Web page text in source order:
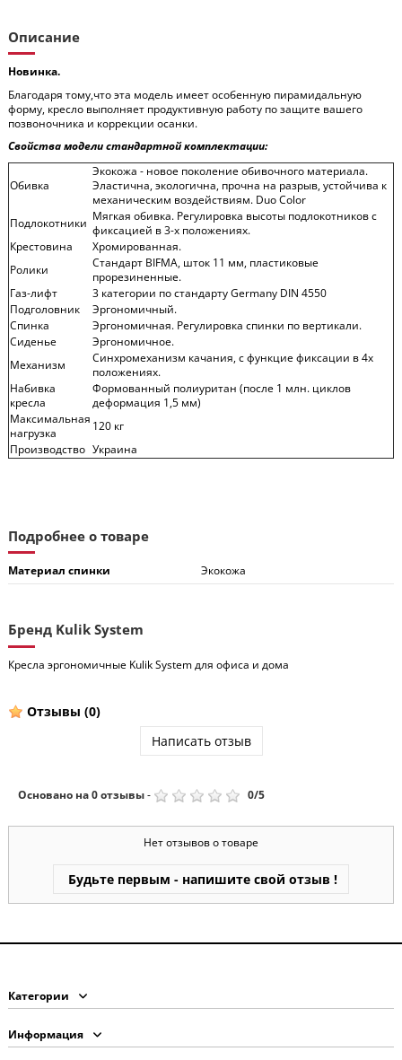
Описание
Новинка.
Благодаря тому,что эта модель имеет особенную пирамидальную
форму, кресло выполняет продуктивную работу по защите вашего
позвоночника и коррекции осанки.
Свойства модели стандартной комплектации:
Обивка
Экокожа - новое поколение обивочного материала.
Эластична, экологична, прочна на разрыв, устойчива к
механическим воздействиям. Duo Color
Подлокотники Мягкая обивка. Регулировка высоты подлокотников с
фиксацией в 3-х положениях.
Крестовина
Хромированная.
Ролики
Стандарт BIFMA, шток 11 мм, пластиковые
прорезиненные.
Газ-лифт
3 категории по стандарту Germany DIN 4550
Подголовник
Эргономичный.
Спинка
Эргономичная. Регулировка спинки по вертикали.
Сиденье
Эргономичное.
Механизм
Синхромеханизм качания, с функцие фиксации в 4х
положениях.
Набивка
кресла
Формованный полиуритан (после 1 млн. циклов
деформация 1,5 мм)
Максимальная
нагрузка
120 кг
Производство Украина
Подробнее о товаре
Материал спинки Экокожа
Бренд Kulik System
Кресла эргономичные Kulik System для офиса и дома
Отзывы (0)
Написать отзыв
Основано на0отзывы- 0/5
Нет отзывов о товаре
Будьте первым - напишите свой отзыв !
Категории
Информация